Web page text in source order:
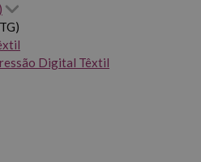
Digital Têxtil